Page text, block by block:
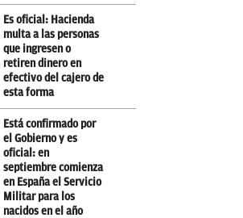
Es oficial: Hacienda
multa a las personas
que ingresen o
retiren dinero en
efectivo del cajero de
esta forma
Está confirmado por
el Gobierno y es
oficial: en
septiembre comienza
en España el Servicio
Militar para los
nacidos en el año